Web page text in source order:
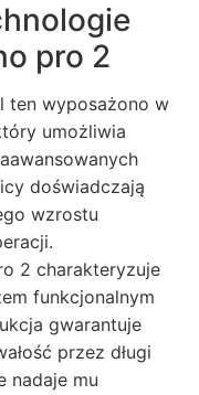
pro 2
ten wyposażono w
umożliwia
doświadczają
wzrostu
2 charakteryzuje
funkcjonalnym
gwarantuje
przez długi
nadaje mu